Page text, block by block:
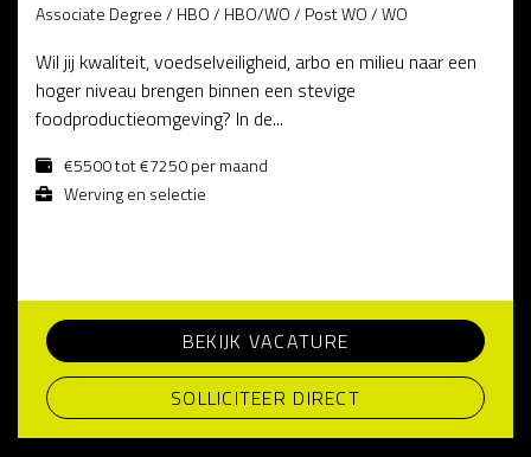
Associate Degree / HBO / HBO/WO / Post WO / WO
Wil jij kwaliteit, voedselveiligheid, arbo en milieu naar een
hoger niveau brengen binnen een stevige
foodproductieomgeving? In de...
€5500 tot €7250 per maand
Werving en selectie
BEKIJK VACATURE
SOLLICITEER DIRECT